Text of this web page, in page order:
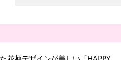
花柄デザインが美しい「HAPPY